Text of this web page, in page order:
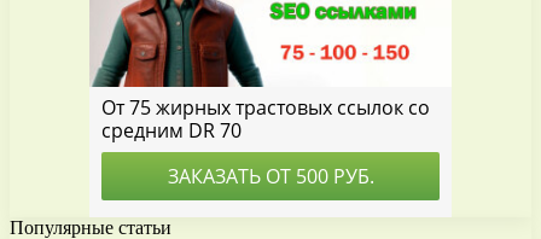
Популярные статьи